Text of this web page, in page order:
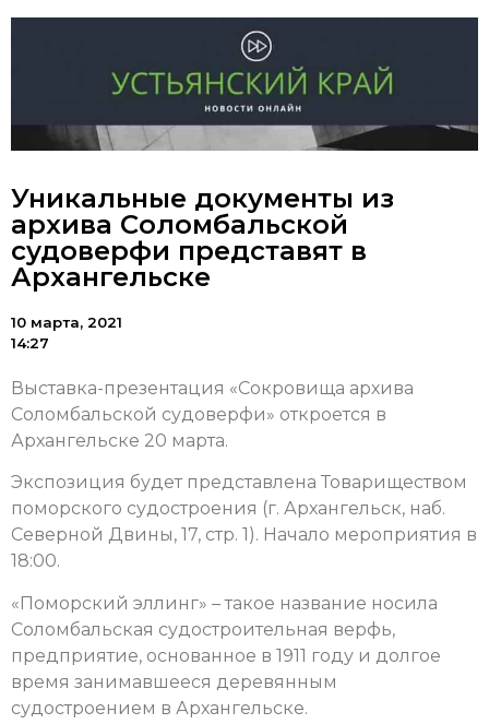
Уникальные документы из
архива Соломбальской
судоверфи представят в
Архангельске
10 марта, 2021
14:27
Выставка-презентация «Сокровища архива
Соломбальской судоверфи» откроется в
Архангельске 20 марта.
Экспозиция будет представлена Товариществом
поморского судостроения (г. Архангельск, наб.
Северной Двины, 17, стр. 1). Начало мероприятия в
18:00.
«Поморский эллинг» – такое название носила
Соломбальская судостроительная верфь,
предприятие, основанное в 1911 году и долгое
время занимавшееся деревянным
судостроением в Архангельске.